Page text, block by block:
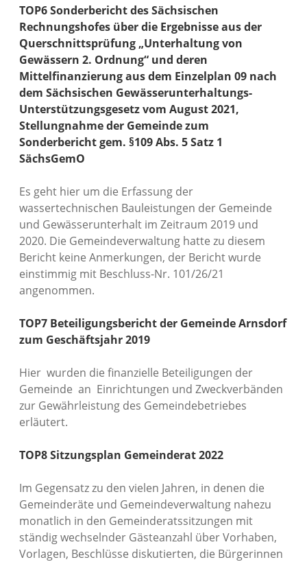
TOP6 Sonderbericht des Sächsischen
Rechnungshofes über die Ergebnisse aus der
Querschnittsprüfung „Unterhaltung von
Gewässern 2. Ordnung“ und deren
Mittelfinanzierung aus dem Einzelplan 09 nach
dem Sächsischen Gewässerunterhaltungs-
Unterstützungsgesetz vom August 2021,
Stellungnahme der Gemeinde zum
Sonderbericht gem. §109 Abs. 5 Satz 1
SächsGemO
Es geht hier um die Erfassung der
wassertechnischen Bauleistungen der Gemeinde
und Gewässerunterhalt im Zeitraum 2019 und
2020. Die Gemeindeverwaltung hatte zu diesem
Bericht keine Anmerkungen, der Bericht wurde
einstimmig mit Beschluss-Nr. 101/26/21
angenommen.
TOP7 Beteiligungsbericht der Gemeinde Arnsdorf
zum Geschäftsjahr 2019
Hier wurden die finanzielle Beteiligungen der
Gemeinde an Einrichtungen und Zweckverbänden
zur Gewährleistung des Gemeindebetriebes
erläutert.
TOP8 Sitzungsplan Gemeinderat 2022
Im Gegensatz zu den vielen Jahren, in denen die
Gemeinderäte und Gemeindeverwaltung nahezu
monatlich in den Gemeinderatssitzungen mit
ständig wechselnder Gästeanzahl über Vorhaben,
Vorlagen, Beschlüsse diskutierten, die Bürgerinnen